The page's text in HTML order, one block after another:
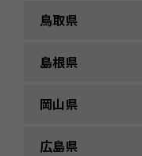
鳥取県
島根県
岡山県
広島県